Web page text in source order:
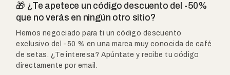
🎁 ¿Te apetece un código descuento del -50%
que no verás en ningún otro sitio?
Hemos negociado para ti un código descuento
exclusivo del -50 % en una marca muy conocida de café
de setas. ¿Te interesa? Apúntate y recibe tu código
directamente por email.